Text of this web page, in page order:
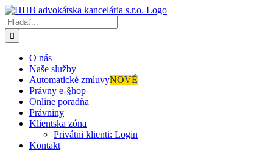
Skip
to
content
Hľadať:
O nás
Naše služby
Automatické zmluvyNOVÉ
Právny e-§hop
Online poradňa
Právniny
Klientska zóna
Privátni klienti: Login
Kontakt